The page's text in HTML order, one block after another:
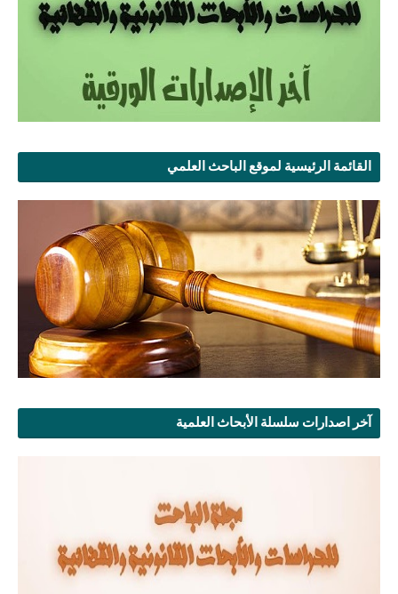
القائمة الرئيسية لموقع الباحث العلمي
آخر اصدارات سلسلة الأبحاث العلمية